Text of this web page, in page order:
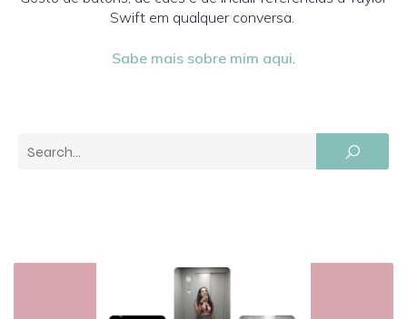
Swift em qualquer conversa.
Sabe mais sobre mim aqui.